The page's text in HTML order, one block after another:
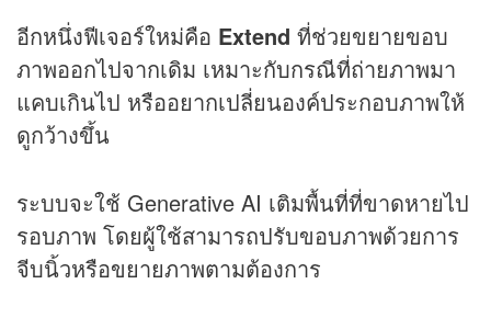
อีกหนึ่งฟีเจอร์ใหม่คือ Extend ที่ช่วยขยายขอบ
ภาพออกไปจากเดิม เหมาะกับกรณีที่ถ่ายภาพมา
แคบเกินไป หรืออยากเปลี่ยนองค์ประกอบภาพให้
ดูกว้างขึ้น
ระบบจะใช้ Generative AI เติมพื้นที่ที่ขาดหายไป
รอบภาพ โดยผู้ใช้สามารถปรับขอบภาพด้วยการ
จีบนิ้วหรือขยายภาพตามต้องการ